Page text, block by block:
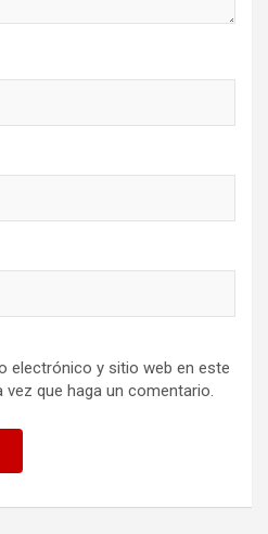
electrónico y sitio web en este
vez que haga un comentario.